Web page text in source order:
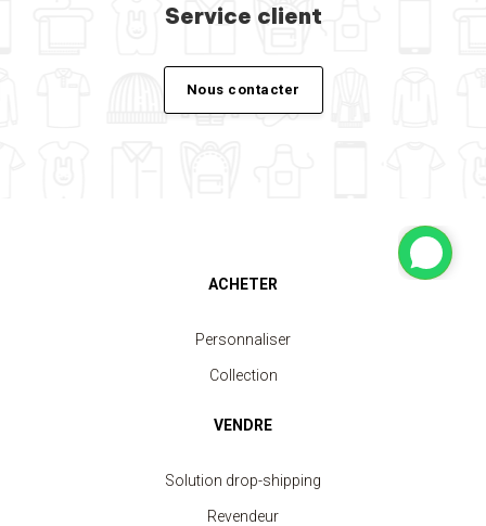
Service client
Nous contacter
ACHETER
Personnaliser
Collection
VENDRE
Solution drop-shipping
Revendeur